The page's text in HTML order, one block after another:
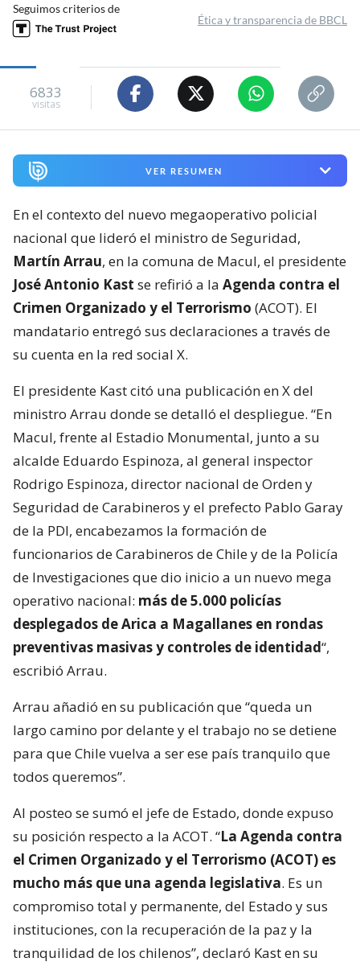
Seguimos criterios de
Ética y transparencia de BBCL
6833
visitas
VER RESUMEN
En el contexto del nuevo megaoperativo policial
nacional que lideró el ministro de Seguridad,
Martín Arrau, en la comuna de Macul, el presidente
José Antonio Kast se refirió a la Agenda contra el
Crimen Organizado y el Terrorismo (ACOT). El
mandatario entregó sus declaraciones a través de
su cuenta en la red social X.
El presidente Kast citó una publicación en X del
ministro Arrau donde se detalló el despliegue. “En
Macul, frente al Estadio Monumental, junto a su
alcalde Eduardo Espinoza, al general inspector
Rodrigo Espinoza, director nacional de Orden y
Seguridad de Carabineros y el prefecto Pablo Garay
de la PDI, encabezamos la formación de
funcionarios de Carabineros de Chile y de la Policía
de Investigaciones que dio inicio a un nuevo mega
operativo nacional: más de 5.000 policías
desplegados de Arica a Magallanes en rondas
preventivas masivas y controles de identidad“,
escribió Arrau.
Arrau añadió en su publicación que “queda un
largo camino por delante y el trabajo no se detiene
para que Chile vuelva a ser ese país tranquilo que
todos queremos”.
Al posteo se sumó el jefe de Estado, donde expuso
su posición respecto a la ACOT. “La Agenda contra
el Crimen Organizado y el Terrorismo (ACOT) es
mucho más que una agenda legislativa. Es un
compromiso total y permanente, del Estado y sus
instituciones, con la recuperación de la paz y la
tranquilidad de los chilenos”, declaró Kast en su